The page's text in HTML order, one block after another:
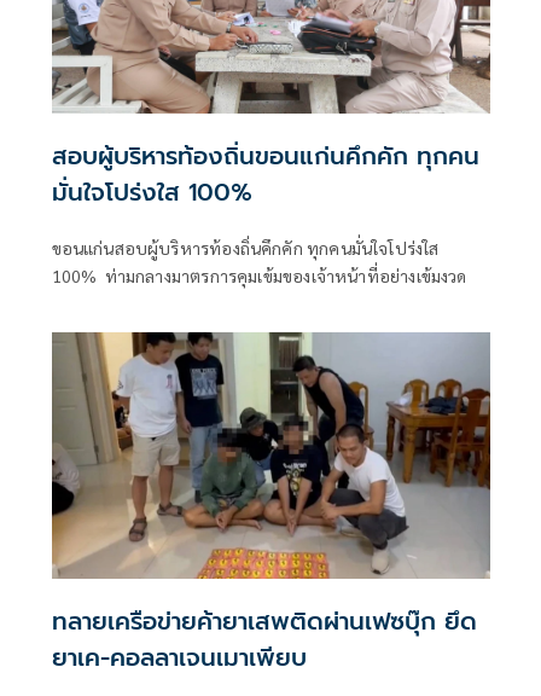
สอบผู้บริหารท้องถิ่นขอนแก่นคึกคัก ทุกคน
มั่นใจโปร่งใส 100%
ขอนแก่นสอบผู้บริหารท้องถิ่นคึกคัก ทุกคนมั่นใจโปร่งใส
100% ท่ามกลางมาตรการคุมเข้มของเจ้าหน้าที่อย่างเข้มงวด
ทลายเครือข่ายค้ายาเสพติดผ่านเฟซบุ๊ก ยึด
ยาเค-คอลลาเจนเมาเพียบ